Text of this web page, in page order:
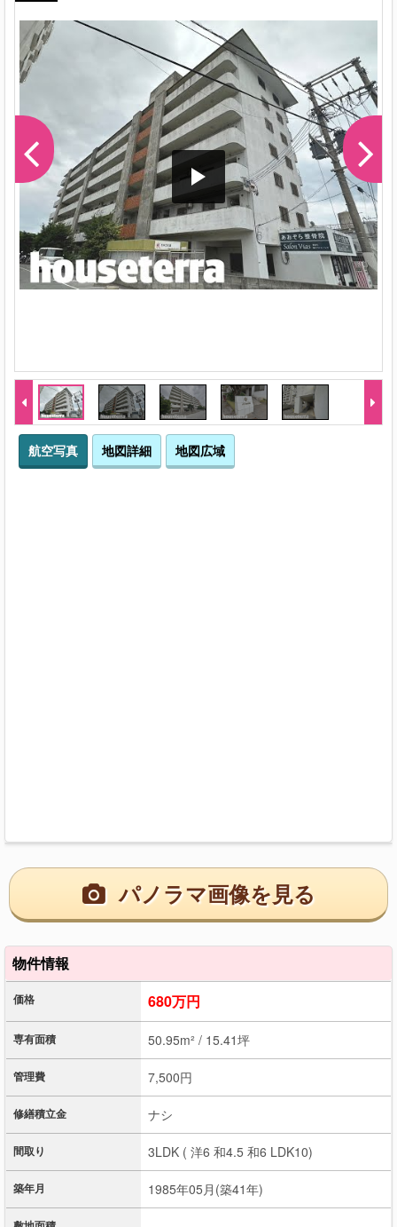
航空写真 地図詳細 地図広域
パノラマ画像を見る
物件情報
価格 680万円
専有面積 50.95m² / 15.41坪
管理費 7,500円
修繕積立金 ナシ
間取り 3LDK ( 洋6 和4.5 和6 LDK10)
築年月 1985年05月(築41年)